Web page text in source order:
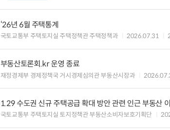
‘26년 6월 주택통계
국토교통부 주택토지실 주택정책관 주택정책과 2026.07.31
부동산토론회.kr 운영 종료
재정경제부 경제정책국 거시경제심의관 부동산시장과
1.29 수도권 신규 주택공급 확대 방안 관련 인근 부동산
국토교통부 주택토지실 토지정책관 부동산소비자보호기획단